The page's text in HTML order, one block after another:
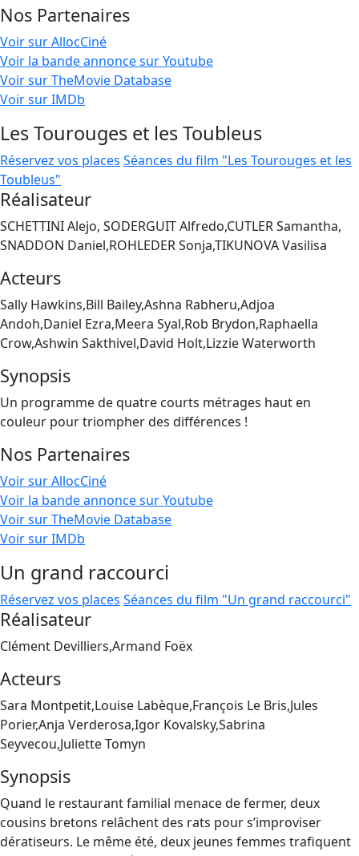
Nos Partenaires
Voir sur AllocCiné
Voir la bande annonce sur Youtube
Voir sur TheMovie Database
Voir sur IMDb
Les Tourouges et les Toubleus
Réservez vos places Séances du film "Les Tourouges et les
Toubleus"
Réalisateur
SCHETTINI Alejo, SODERGUIT Alfredo,CUTLER Samantha,
SNADDON Daniel,ROHLEDER Sonja,TIKUNOVA Vasilisa
Acteurs
Sally Hawkins,Bill Bailey,Ashna Rabheru,Adjoa
Andoh,Daniel Ezra,Meera Syal,Rob Brydon,Raphaella
Crow,Ashwin Sakthivel,David Holt,Lizzie Waterworth
Synopsis
Un programme de quatre courts métrages haut en
couleur pour triompher des différences !
Nos Partenaires
Voir sur AllocCiné
Voir la bande annonce sur Youtube
Voir sur TheMovie Database
Voir sur IMDb
Un grand raccourci
Réservez vos places Séances du film "Un grand raccourci"
Réalisateur
Clément Devilliers,Armand Foëx
Acteurs
Sara Montpetit,Louise Labèque,François Le Bris,Jules
Porier,Anja Verderosa,Igor Kovalsky,Sabrina
Seyvecou,Juliette Tomyn
Synopsis
Quand le restaurant familial menace de fermer, deux
cousins bretons relâchent des rats pour s’improviser
dératiseurs. Le même été, deux jeunes femmes trafiquent